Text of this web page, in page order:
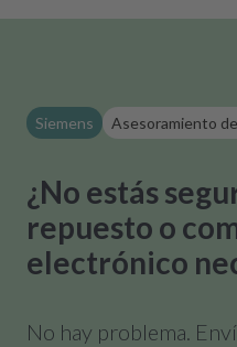
Siemens Asesoramiento
¿No estás
repuesto o
electrónico
No hay problema.